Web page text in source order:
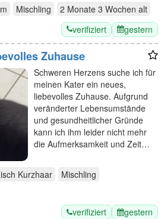
Mischling 2 Monate 3 Wochen alt
verifiziert gestern
Zuhause
Schweren Herzens suche ich für
meinen Kater ein neues,
liebevolles Zuhause. Aufgrund
veränderter Lebensumstände
und gesundheitlicher Gründe
kann ich ihm leider nicht mehr
die Aufmerksamkeit und Zeit…
Kurzhaar
Mischling
verifiziert gestern